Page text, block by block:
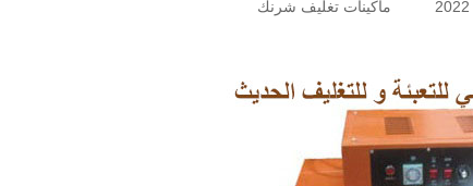
ماكينات تغليف شرنك